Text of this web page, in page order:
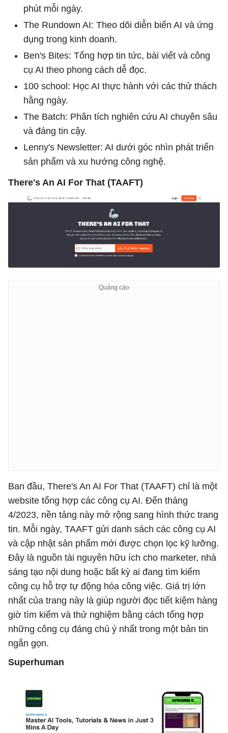
phút mỗi ngày.
The Rundown AI: Theo dõi diễn biến AI và ứng
dụng trong kinh doanh.
Ben's Bites: Tổng hợp tin tức, bài viết và công
cụ AI theo phong cách dễ đọc.
100 school: Học AI thực hành với các thử thách
hằng ngày.
The Batch: Phân tích nghiên cứu AI chuyên sâu
và đáng tin cậy.
Lenny's Newsletter: AI dưới góc nhìn phát triển
sản phẩm và xu hướng công nghệ.
There's An AI For That (TAAFT)
Ban đầu, There's An AI For That (TAAFT) chỉ là một
website tổng hợp các công cụ AI. Đến tháng
4/2023, nền tảng này mở rộng sang hình thức trang
tin. Mỗi ngày, TAAFT gửi danh sách các công cụ AI
và cập nhật sản phẩm mới được chọn lọc kỹ lưỡng.
Đây là nguồn tài nguyên hữu ích cho marketer, nhà
sáng tạo nội dung hoặc bất kỳ ai đang tìm kiếm
công cụ hỗ trợ tự động hóa công việc. Giá trị lớn
nhất của trang này là giúp người đọc tiết kiệm hàng
giờ tìm kiếm và thử nghiệm bằng cách tổng hợp
những công cụ đáng chú ý nhất trong một bản tin
ngắn gọn.
Superhuman